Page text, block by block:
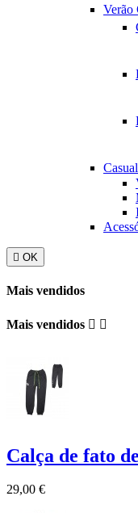
Verão
 OK
Mais vendidos
Mais vendidos  
Calça de fato
29,00 €